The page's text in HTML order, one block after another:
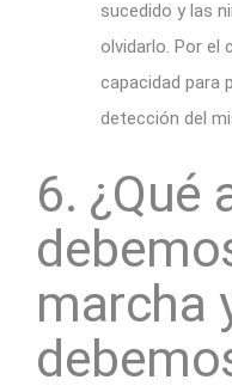
sucedido y las
olvidarlo. Por el
capacidad para
detección del
6. ¿Qué
marcha